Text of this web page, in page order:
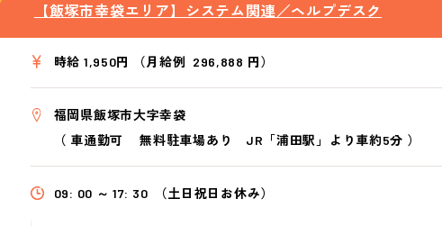
【飯塚市幸袋エリア】システム関連／ヘルプデスク
時給 1,950円 （月給例 296,888 円）
福岡県飯塚市大字幸袋
（ 車通勤可 無料駐車場あり JR「浦田駅」より車約5分 ）
09: 00 ～ 17: 30 （土日祝日お休み）